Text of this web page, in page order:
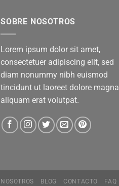
SOBRE NOSOTROS
Lorem ipsum dolor sit amet,
consectetuer adipiscing elit, sed
diam nonummy nibh euismod
tincidunt ut laoreet dolore magna
aliquam erat volutpat.
NOSOTROS BLOG CONTACTO FAQ